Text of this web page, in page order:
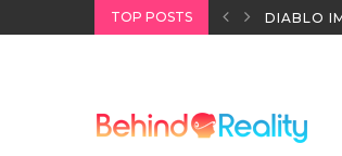
TOP POSTS
SONY DIABLO